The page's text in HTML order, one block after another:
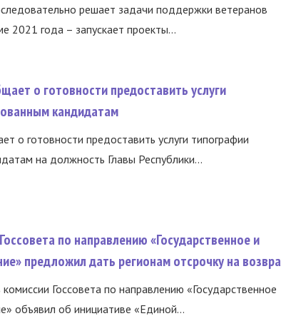
решает задачи поддержки ветеранов
2021 года – запускает проекты...
о готовности предоставить услуги
кандидатам
о готовности предоставить услуги типографии
на должность Главы Республики...
по направлению «Государственное и
предложил дать регионам отсрочку на возвра
Госсовета по направлению «Государственное
объявил об инициативе «Единой...